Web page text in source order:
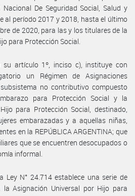
De Seguridad Social, Salud y
al período 2017 y 2018, hasta el último
de 2020, para las y los titulares de la
para Protección Social.
su artículo 1º, inciso c), instituye con
un Régimen de Asignaciones
no contributivo compuesto
para Protección Social y la
para Protección Social, destinado,
embarazadas y a aquellas niñas,
en la REPÚBLICA ARGENTINA; que
que se encuentren desocupados o
informal.
Ley N° 24.714 establece una serie de
Asignación Universal por Hijo para